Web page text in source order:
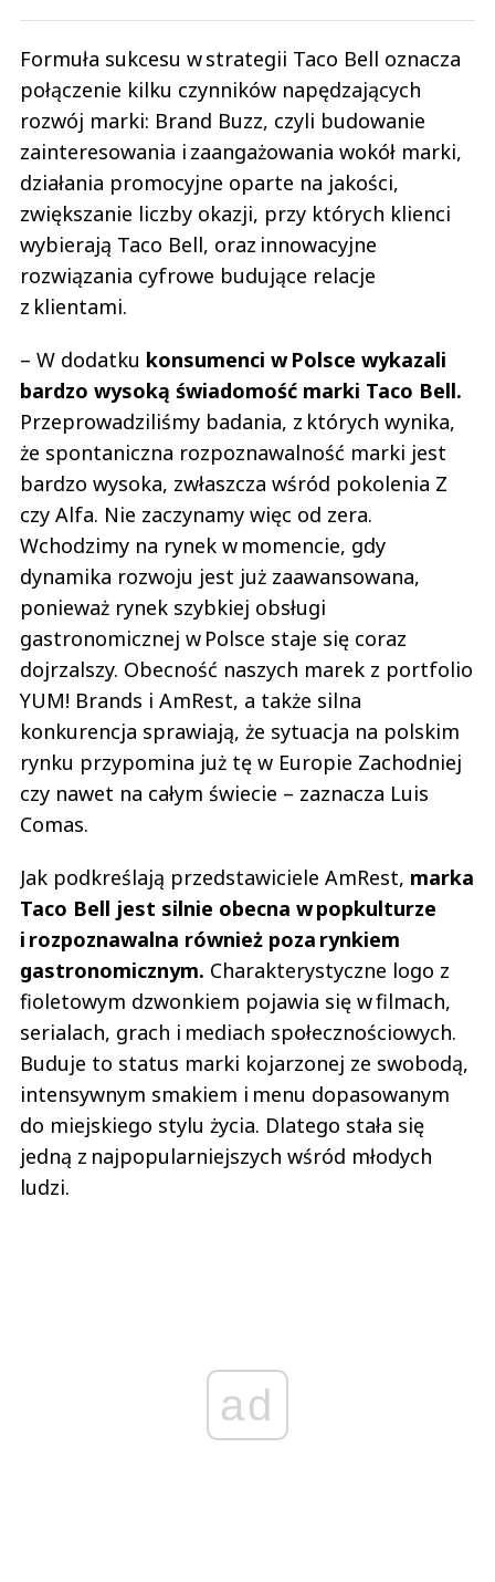
Formuła sukcesu w strategii Taco Bell oznacza
połączenie kilku czynników napędzających
rozwój marki: Brand Buzz, czyli budowanie
zainteresowania i zaangażowania wokół marki,
działania promocyjne oparte na jakości,
zwiększanie liczby okazji, przy których klienci
wybierają Taco Bell, oraz innowacyjne
rozwiązania cyfrowe budujące relacje
z klientami.
– W dodatku konsumenci w Polsce wykazali
bardzo wysoką świadomość marki Taco Bell.
Przeprowadziliśmy badania, z których wynika,
że spontaniczna rozpoznawalność marki jest
bardzo wysoka, zwłaszcza wśród pokolenia Z
czy Alfa. Nie zaczynamy więc od zera.
Wchodzimy na rynek w momencie, gdy
dynamika rozwoju jest już zaawansowana,
ponieważ rynek szybkiej obsługi
gastronomicznej w Polsce staje się coraz
dojrzalszy. Obecność naszych marek z portfolio
YUM! Brands i AmRest, a także silna
konkurencja sprawiają, że sytuacja na polskim
rynku przypomina już tę w Europie Zachodniej
czy nawet na całym świecie – zaznacza Luis
Comas.
Jak podkreślają przedstawiciele AmRest, marka
Taco Bell jest silnie obecna w popkulturze
i rozpoznawalna również poza rynkiem
gastronomicznym. Charakterystyczne logo z
fioletowym dzwonkiem pojawia się w filmach,
serialach, grach i mediach społecznościowych.
Buduje to status marki kojarzonej ze swobodą,
intensywnym smakiem i menu dopasowanym
do miejskiego stylu życia. Dlatego stała się
jedną z najpopularniejszych wśród młodych
ludzi.
ad